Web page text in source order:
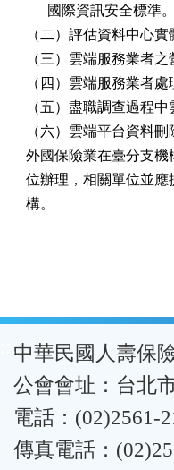
      國際資訊安全標準。
（二）評估資料中心
（三）雲端服務業者
（四）雲端服務業者
（五）盡職調查過程
（六）雲端平台資料刪
外國保險業在臺分支
位辦理，相關單位並
構。
:::中華民國人壽保
公會會址：台北
電話：(02)2561-
傳真電話：